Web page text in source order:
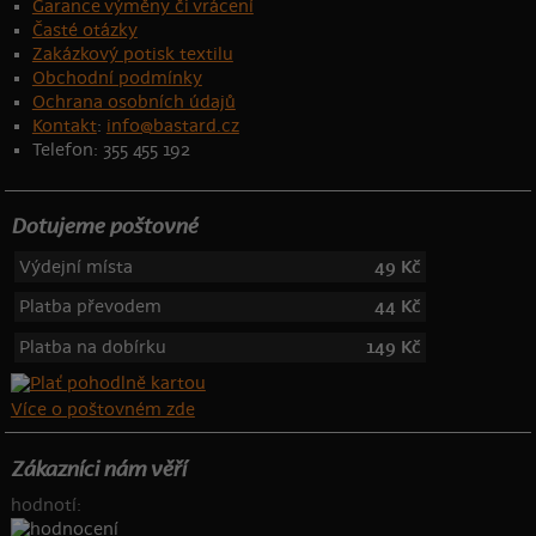
Garance výměny či vrácení
Časté otázky
Zakázkový potisk textilu
Obchodní podmínky
Ochrana osobních údajů
Kontakt: info@bastard.cz
Telefon: 355 455 192
Dotujeme poštovné
Výdejní místa
49 Kč
Platba převodem
44 Kč
Platba na dobírku
149 Kč
Více o poštovném zde
Zákazníci nám věří
hodnotí: